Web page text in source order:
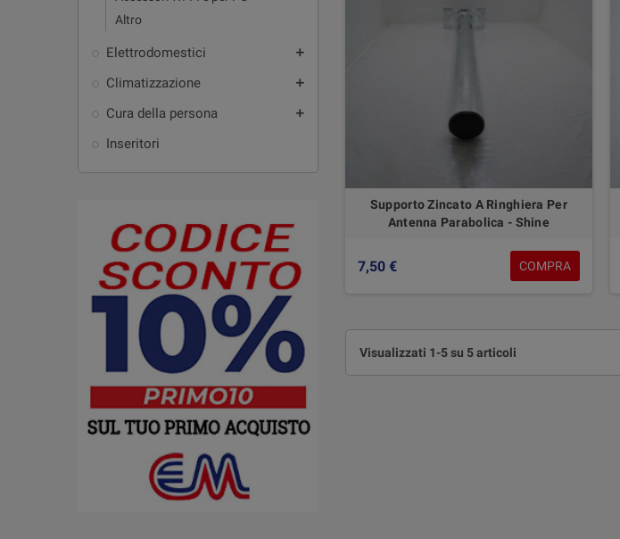
Altro
Elettrodomestici add
Climatizzazione add
Cura della persona add
Inseritori
Supporto Zincato A Ringhiera Per
Antenna Parabolica - Shine
7,50 € COMPRA
Visualizzati 1-5 su 5 articoli